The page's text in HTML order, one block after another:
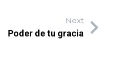
Next
Poder de tu gracia